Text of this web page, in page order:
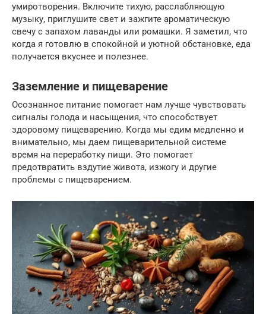
умиротворения. Включите тихую, расслабляющую
музыку, приглушите свет и зажгите ароматическую
свечу с запахом лаванды или ромашки. Я заметил, что
когда я готовлю в спокойной и уютной обстановке, еда
получается вкуснее и полезнее.
Заземление и пищеварение
Осознанное питание помогает нам лучше чувствовать
сигналы голода и насыщения, что способствует
здоровому пищеварению. Когда мы едим медленно и
внимательно, мы даем пищеварительной системе
время на переработку пищи. Это помогает
предотвратить вздутие живота, изжогу и другие
проблемы с пищеварением.